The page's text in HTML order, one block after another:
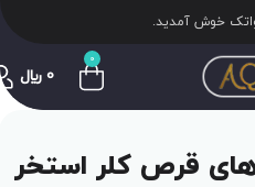
خوش آمدید.
0
0 ﷼
قرص کلر استخر